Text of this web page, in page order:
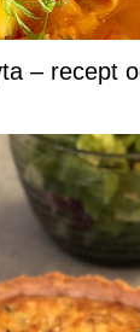
– recept